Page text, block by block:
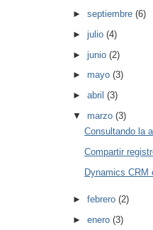
►septiembre(6)
►julio(4)
►junio(2)
►mayo(3)
►abril(3)
▼marzo(3)
Consultando la
Compartir
Dynamics CRM
►febrero(2)
►enero(3)